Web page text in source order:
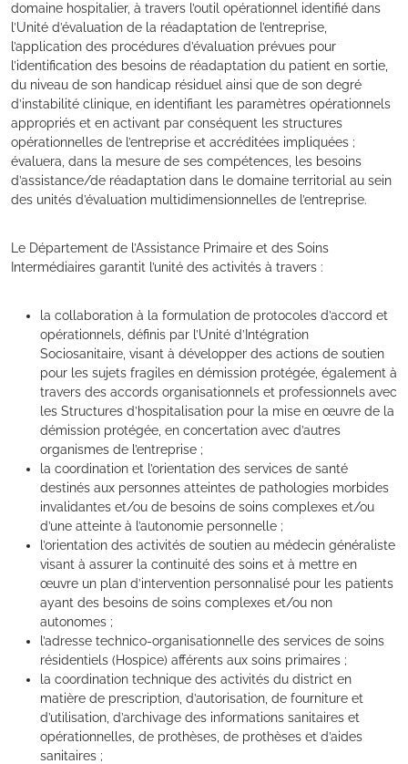
domaine hospitalier, à travers l’outil opérationnel identifié dans
l’Unité d’évaluation de la réadaptation de l’entreprise,
l’application des procédures d’évaluation prévues pour
l’identification des besoins de réadaptation du patient en sortie,
du niveau de son handicap résiduel ainsi que de son degré
d’instabilité clinique, en identifiant les paramètres opérationnels
appropriés et en activant par conséquent les structures
opérationnelles de l’entreprise et accréditées impliquées ;
évaluera, dans la mesure de ses compétences, les besoins
d’assistance/de réadaptation dans le domaine territorial au sein
des unités d’évaluation multidimensionnelles de l’entreprise.
Le Département de l’Assistance Primaire et des Soins
Intermédiaires garantit l’unité des activités à travers :
la collaboration à la formulation de protocoles d’accord et
opérationnels, définis par l’Unité d’Intégration
Sociosanitaire, visant à développer des actions de soutien
pour les sujets fragiles en démission protégée, également à
travers des accords organisationnels et professionnels avec
les Structures d’hospitalisation pour la mise en œuvre de la
démission protégée, en concertation avec d’autres
organismes de l’entreprise ;
la coordination et l’orientation des services de santé
destinés aux personnes atteintes de pathologies morbides
invalidantes et/ou de besoins de soins complexes et/ou
d’une atteinte à l’autonomie personnelle ;
l’orientation des activités de soutien au médecin généraliste
visant à assurer la continuité des soins et à mettre en
œuvre un plan d’intervention personnalisé pour les patients
ayant des besoins de soins complexes et/ou non
autonomes ;
l’adresse technico-organisationnelle des services de soins
résidentiels (Hospice) afférents aux soins primaires ;
la coordination technique des activités du district en
matière de prescription, d’autorisation, de fourniture et
d’utilisation, d’archivage des informations sanitaires et
opérationnelles, de prothèses, de prothèses et d’aides
sanitaires ;